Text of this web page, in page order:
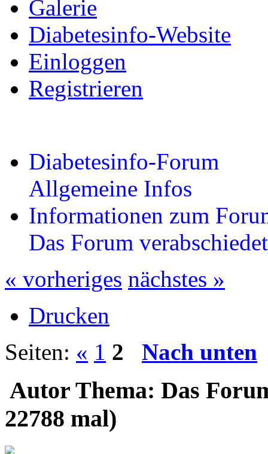
Galerie
Diabetesinfo-Website
Einloggen
Registrieren
Diabetesinfo-Forum
Allgemeine Infos
Informationen zum
Das Forum
« vorheriges nächstes »
Drucken
Seiten: « 1 2 Nach unten
Autor Thema: Das
22788 mal)